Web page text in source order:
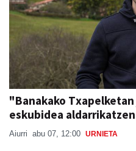
"Banakako
eskubidea
Aiurri abu 07, 12:00 URNIETA